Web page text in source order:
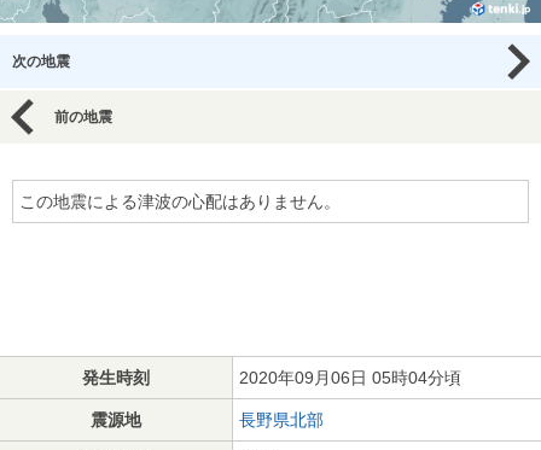
次の地震
前の地震
この地震による津波の心配はありません。
発生時刻 2020年09月06日 05時04分頃
震源地 長野県北部